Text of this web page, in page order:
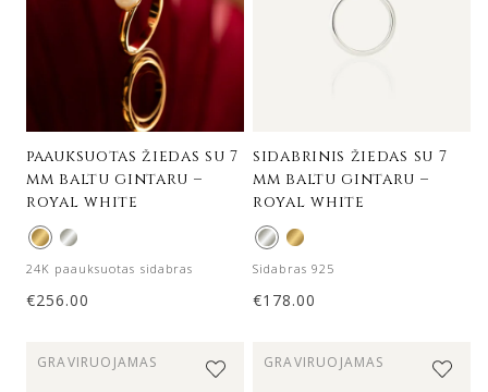
paauksuotas žiedas su 7
mm baltu gintaru –
royal white
24K paauksuotas sidabras
€256.00
sidabrinis žiedas su 7
mm baltu gintaru –
royal white
Sidabras 925
€178.00
GRAVIRUOJAMAS GRAVIRUOJAMAS